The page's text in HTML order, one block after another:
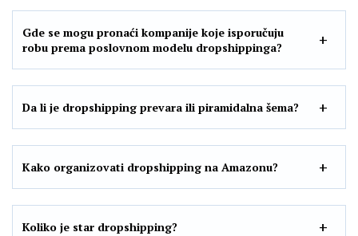
Gde se mogu pronaći kompanije koje isporučuju
robu prema poslovnom modelu dropshippinga?
Da li je dropshipping prevara ili piramidalna šema?
Kako organizovati dropshipping na Amazonu?
Koliko je star dropshipping?